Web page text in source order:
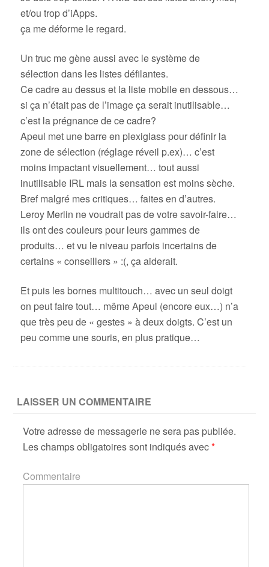
et/ou trop d’iApps.
ça me déforme le regard.
Un truc me gène aussi avec le système de
sélection dans les listes défilantes.
Ce cadre au dessus et la liste mobile en dessous…
si ça n’était pas de l’image ça serait inutilisable…
c’est la prégnance de ce cadre?
Apeul met une barre en plexiglass pour définir la
zone de sélection (réglage réveil p.ex)… c’est
moins impactant visuellement… tout aussi
inutilisable IRL mais la sensation est moins sèche.
Bref malgré mes critiques… faites en d’autres.
Leroy Merlin ne voudrait pas de votre savoir-faire…
ils ont des couleurs pour leurs gammes de
produits… et vu le niveau parfois incertains de
certains « conseillers » :(, ça aiderait.
Et puis les bornes multitouch… avec un seul doigt
on peut faire tout… même Apeul (encore eux…) n’a
que très peu de « gestes » à deux doigts. C’est un
peu comme une souris, en plus pratique…
LAISSER UN COMMENTAIRE
Votre adresse de messagerie ne sera pas publiée.
Les champs obligatoires sont indiqués avec*
Commentaire